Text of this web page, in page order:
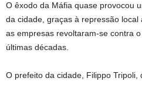
O êxodo da Máfia quase provocou
da cidade, graças à repressão
as empresas revoltaram-se contra
últimas décadas.
O prefeito da cidade, Filippo Tripoli,